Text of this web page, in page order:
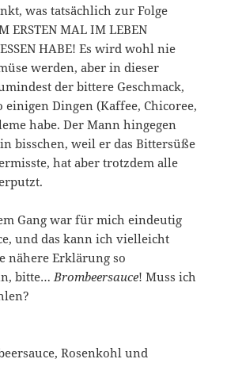
was tatsächlich zur Folge
ERSTEN MAL IM LEBEN
HABE! Es wird wohl nie
werden, aber in dieser
der bittere Geschmack,
einigen Dingen (Kaffee, Chicoree,
habe. Der Mann hingegen
bisschen, weil er das Bittersüße
hat aber trotzdem alle
Gang war für mich eindeutig
und das kann ich vielleicht
nähere Erklärung so
bitte… Brombeersauce! Muss ich